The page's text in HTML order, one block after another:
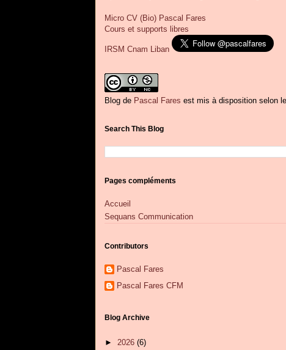
Micro CV (Bio) Pascal Fares
Cours et supports libres
IRSM Cnam Liban
Blog de Pascal Fares est mis à disposition selon
Search This Blog
Pages compléments
Accueil
Sequans Communication
Contributors
Pascal Fares
Pascal Fares CFM
Blog Archive
► 2026 (6)